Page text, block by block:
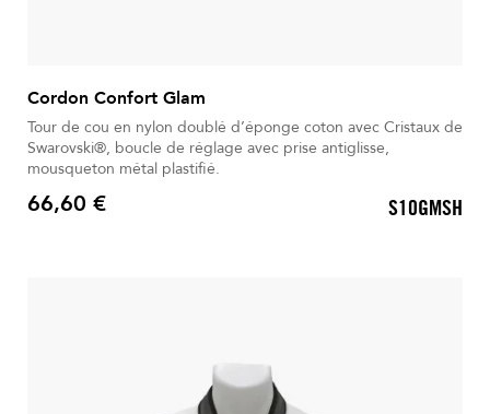
Cordon Confort Glam
Tour de cou en nylon doublé d’éponge coton avec Cristaux de
Swarovski®, boucle de réglage avec prise antiglisse,
mousqueton métal plastifié.
Prix
66,60 € S10GMSH